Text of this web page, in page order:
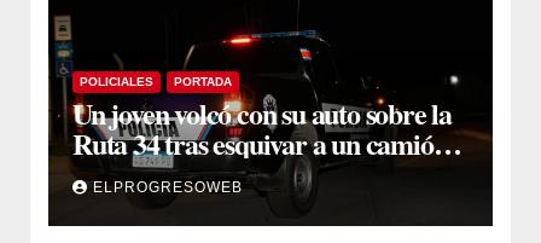
POLICIALES PORTADA
Un joven volcó con su auto sobre la
Ruta 34 tras esquivar a un camión
que se cruzó de carril
ELPROGRESOWEB